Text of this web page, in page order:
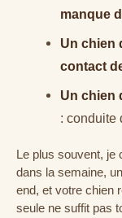
manque
Un chien
contact
Un chien
: conduite
Le plus souvent, je
dans la semaine,
end, et votre chien
seule ne suffit pas